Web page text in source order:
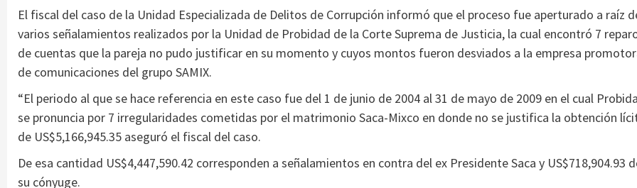
El fiscal del caso de la Unidad Especializada de Delitos de Corrupción informó que el proceso fue aperturado a raíz
varios señalamientos realizados por la Unidad de Probidad de la Corte Suprema de Justicia, la cual encontró 7
de cuentas que la pareja no pudo justificar en su momento y cuyos montos fueron desviados a la empresa
de comunicaciones del grupo SAMIX.
“El periodo al que se hace referencia en este caso fue del 1 de junio de 2004 al 31 de mayo de 2009 en el cual
se pronuncia por 7 irregularidades cometidas por el matrimonio Saca-Mixco en donde no se justifica la obtención
de US$5,166,945.35 aseguró el fiscal del caso.
De esa cantidad US$4,447,590.42 corresponden a señalamientos en contra del ex Presidente Saca y US$718,904.93
su cónyuge.